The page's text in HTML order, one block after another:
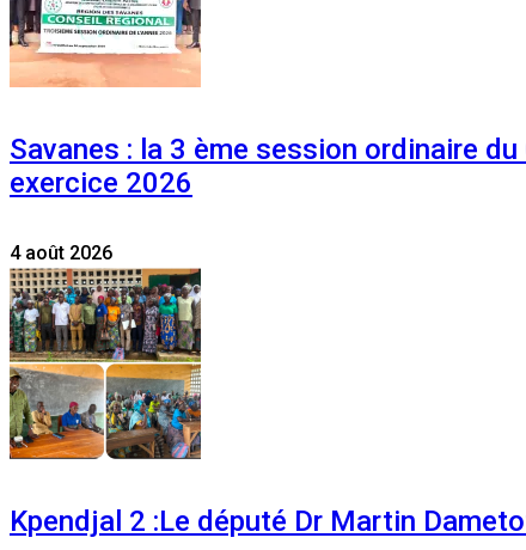
Savanes : la 3 ème session ordinaire
exercice 2026
4 août 2026
Kpendjal 2 :Le député Dr Martin